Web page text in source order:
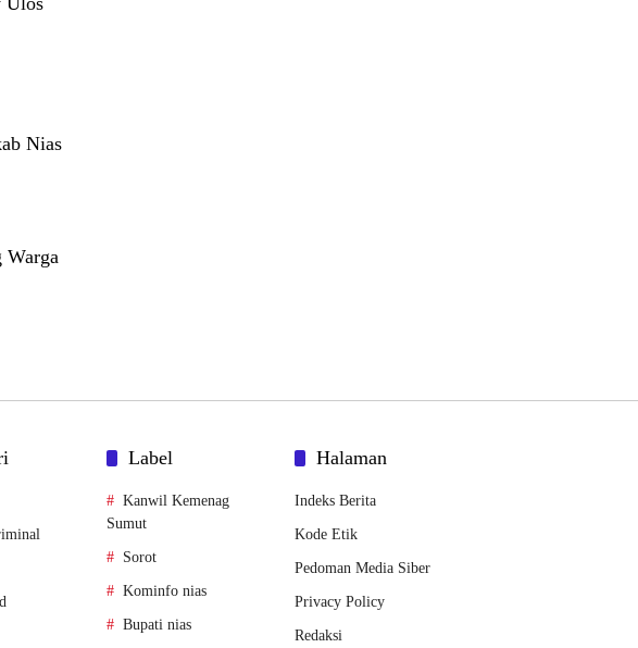
Nias
Warga
Label
Kanwil Kemenag
Sumut
Sorot
Kominfo nias
Bupati nias
Halaman
Indeks Berita
Kode Etik
Pedoman Media Siber
Privacy Policy
Redaksi